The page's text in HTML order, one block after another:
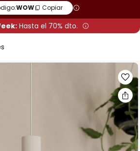
WOW Copiar
Hasta el 70% dto.